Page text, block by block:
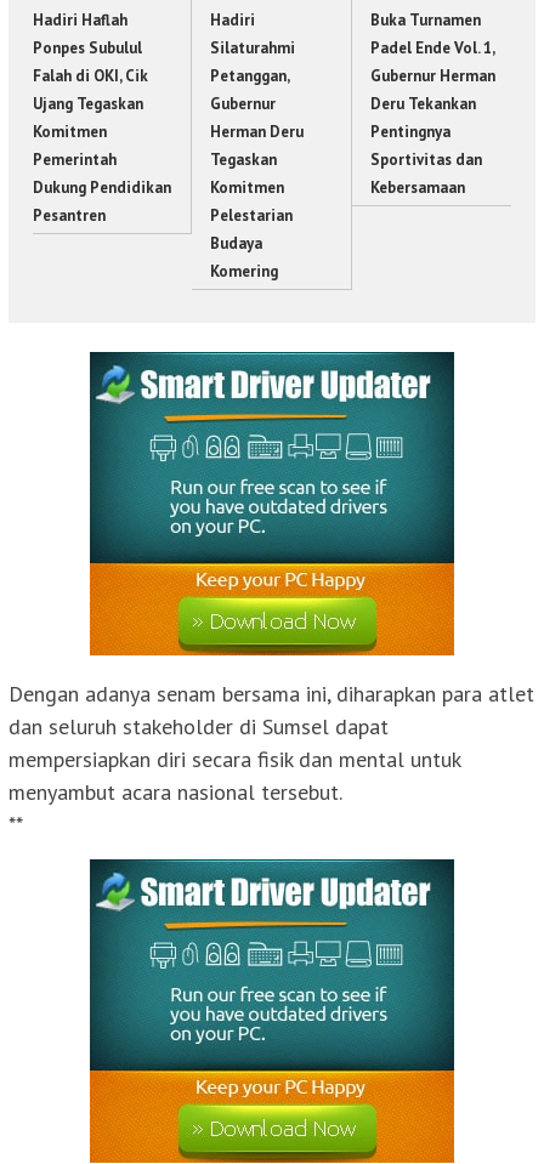
Hadiri Haflah
Ponpes Subulul
Falah di OKI, Cik
Ujang Tegaskan
Komitmen
Pemerintah
Dukung Pendidikan
Pesantren
Hadiri
Silaturahmi
Petanggan,
Gubernur
Herman Deru
Tegaskan
Komitmen
Pelestarian
Budaya
Komering
Buka Turnamen
Padel Ende Vol. 1,
Gubernur Herman
Deru Tekankan
Pentingnya
Sportivitas dan
Kebersamaan
Dengan adanya senam bersama ini, diharapkan para atlet
dan seluruh stakeholder di Sumsel dapat
mempersiapkan diri secara fisik dan mental untuk
menyambut acara nasional tersebut.
**